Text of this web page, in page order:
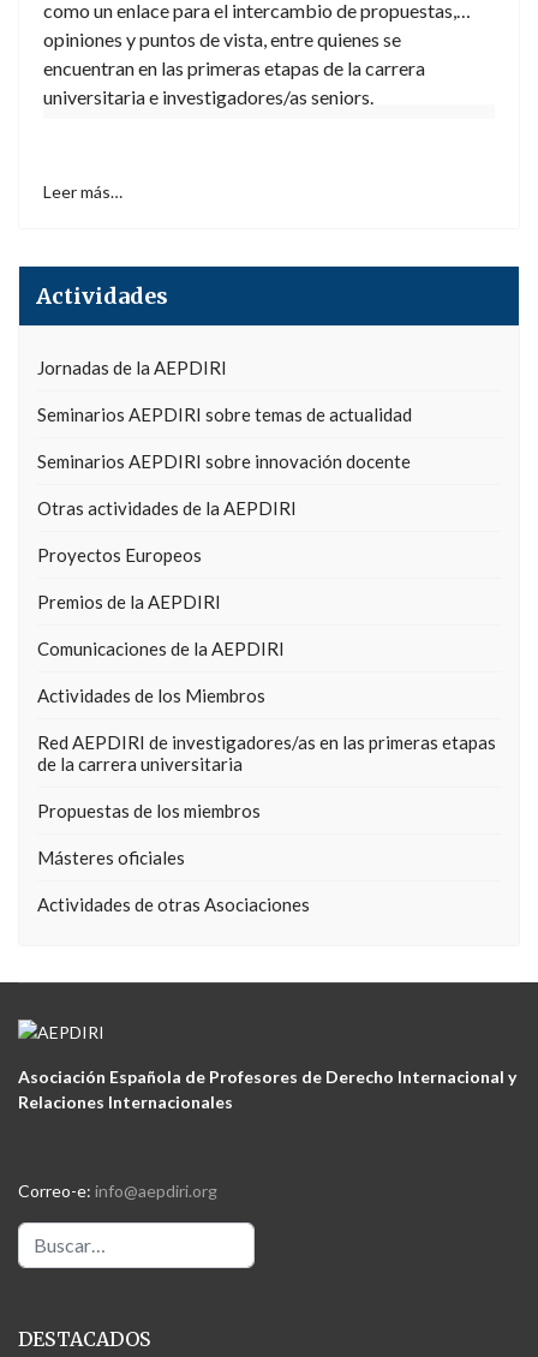
como un enlace para el intercambio de propuestas,
opiniones y puntos de vista, entre quienes se
encuentran en las primeras etapas de la carrera
universitaria e investigadores/as seniors.
Leer más…
Actividades
Jornadas de la AEPDIRI
Seminarios AEPDIRI sobre temas de actualidad
Seminarios AEPDIRI sobre innovación docente
Otras actividades de la AEPDIRI
Proyectos Europeos
Premios de la AEPDIRI
Comunicaciones de la AEPDIRI
Actividades de los Miembros
Red AEPDIRI de investigadores/as en las primeras etapas
de la carrera universitaria
Propuestas de los miembros
Másteres oficiales
Actividades de otras Asociaciones
Asociación Española de Profesores de Derecho Internacional y
Relaciones Internacionales
Correo-e: info@aepdiri.org
Buscar
DESTACADOS